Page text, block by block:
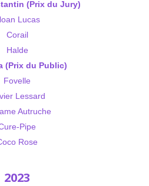
(Prix du Jury)
Lucas
Corail
Halde
(Prix du Public)
Fovelle
Lessard
Autruche
Pipe
Rose
2023